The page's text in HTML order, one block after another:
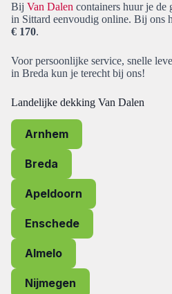
Bij Van Dalen containers huur je de
in Sittard eenvoudig online. Bij ons
€ 170.
Voor persoonlijke service, snelle
in Breda kun je terecht bij ons!
Landelijke dekking Van Dalen
Arnhem
Breda
Apeldoorn
Enschede
Almelo
Nijmegen